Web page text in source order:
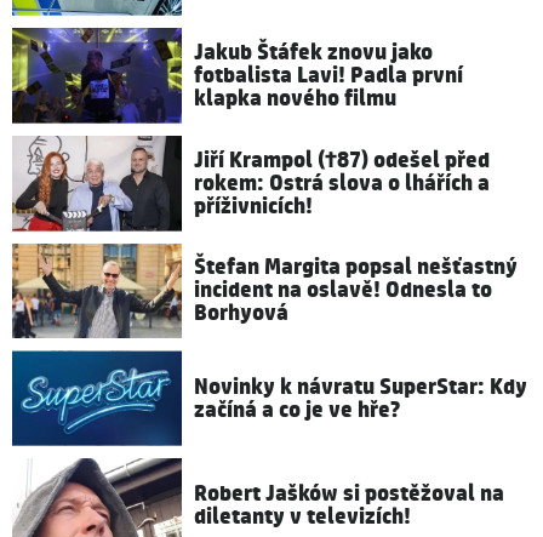
Jakub Štáfek znovu jako
fotbalista Lavi! Padla první
klapka nového filmu
Jiří Krampol (†87) odešel před
rokem: Ostrá slova o lhářích a
příživnicích!
Štefan Margita popsal nešťastný
incident na oslavě! Odnesla to
Borhyová
Novinky k návratu SuperStar: Kdy
začíná a co je ve hře?
Robert Jašków si postěžoval na
diletanty v televizích!